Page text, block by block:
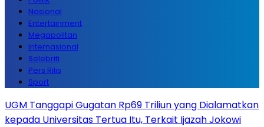
Nasional
Entertainment
Megapolitan
Internasional
Selebriti
Pers Rilis
Sport
UGM Tanggapi Gugatan Rp69 Triliun yang Dialamatkan
kepada Universitas Tertua Itu, Terkait Ijazah Jokowi